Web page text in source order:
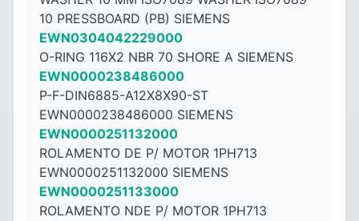
10 PRESSBOARD (PB) SIEMENS
EWN0304042229000
O-RING 116X2 NBR 70 SHORE A SIEMENS
EWN0000238486000
P-F-DIN6885-A12X8X90-ST
EWN0000238486000 SIEMENS
EWN0000251132000
ROLAMENTO DE P/ MOTOR 1PH713
EWN0000251132000 SIEMENS
EWN0000251133000
ROLAMENTO NDE P/ MOTOR 1PH713